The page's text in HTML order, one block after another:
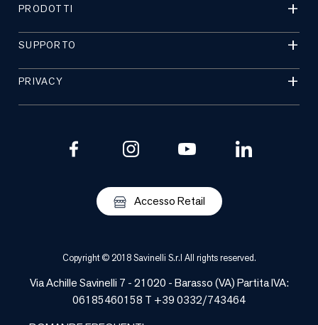
PRODOTTI
SUPPORTO
PRIVACY
Accesso Retail
Copyright © 2018 Savinelli S.r.l All rights reserved.
Via Achille Savinelli 7 - 21020 -Barasso(VA) Partita IVA:
06185460158 T +39 0332/743464